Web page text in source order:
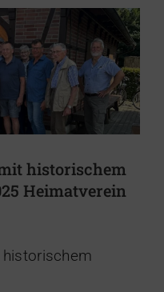
historischem
Heimatverein